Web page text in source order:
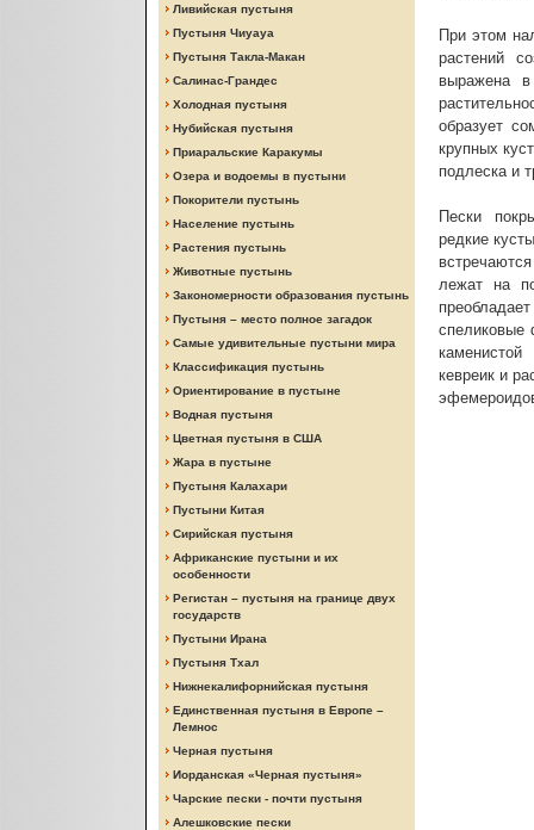
Ливийская пустыня
Пустыня Чиуауа
Пустыня Такла-Макан
Салинас-Грандес
Холодная пустыня
Нубийская пустыня
Приаральские Каракумы
Озера и водоемы в пустыни
Покорители пустынь
Население пустынь
Растения пустынь
Животные пустынь
Закономерности образования пустынь
Пустыня – место полное загадок
Самые удивительные пустыни мира
Классификация пустынь
Ориентирование в пустыне
Водная пустыня
Цветная пустыня в США
Жара в пустыне
Пустыня Калахари
Пустыни Китая
Сирийская пустыня
Африканские пустыни и их
особенности
Регистан – пустыня на границе двух
государств
Пустыни Ирана
Пустыня Тхал
Нижнекалифорнийская пустыня
Единственная пустыня в Европе –
Лемнос
Черная пустыня
Иорданская «Черная пустыня»
Чарские пески - почти пустыня
Алешковские пески
При этом
растений
выражена
образует
крупных
подлеска и
Пески
редкие
лежат на
спеликовые
кевреик и